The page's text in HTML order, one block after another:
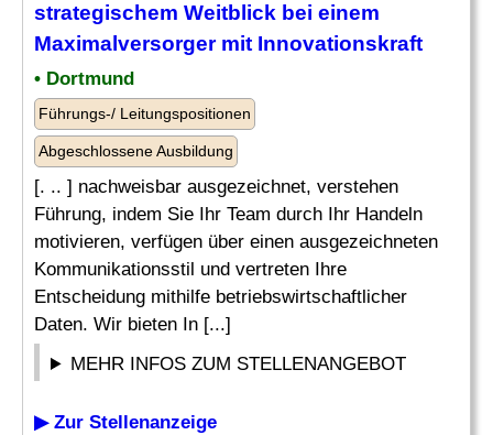
strategischem Weitblick bei einem
Maximalversorger mit Innovationskraft
• Dortmund
Führungs-/ Leitungspositionen
Abgeschlossene Ausbildung
[. .. ] nachweisbar ausgezeichnet, verstehen
Führung, indem Sie Ihr Team durch Ihr Handeln
motivieren, verfügen über einen ausgezeichneten
Kommunikationsstil und vertreten Ihre
Entscheidung mithilfe betriebswirtschaftlicher
Daten. Wir bieten In [...]
MEHR INFOS ZUM STELLENANGEBOT
▶ Zur Stellenanzeige